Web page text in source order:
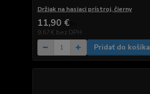
Držiak na hasiaci prístroj, čierny
11,90 €
9,67 € bez DPH
Pridať do košíka